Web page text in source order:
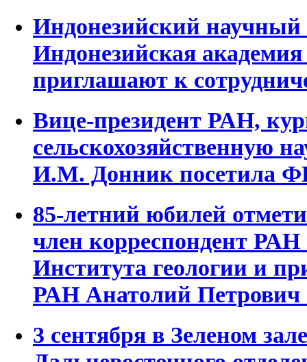
Индонезийский
Индонезийская
приглашают к
Вице-президент РАН,
сельскохозяйственную
И.М. Донник посетила
85-летний юбилей
член корреспондент
Института геологии и
РАН Анатолий
3 сентября в Зеленом